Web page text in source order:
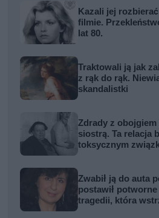
Kazali jej
filmie.
lat 80.
Traktowali ją jak
z rąk do rąk.
skandalistki
Zdrady z obojgiem
siostrą. Ta relacja
toksycznym
Zwabił ją do auta
postawił
tragedii, która